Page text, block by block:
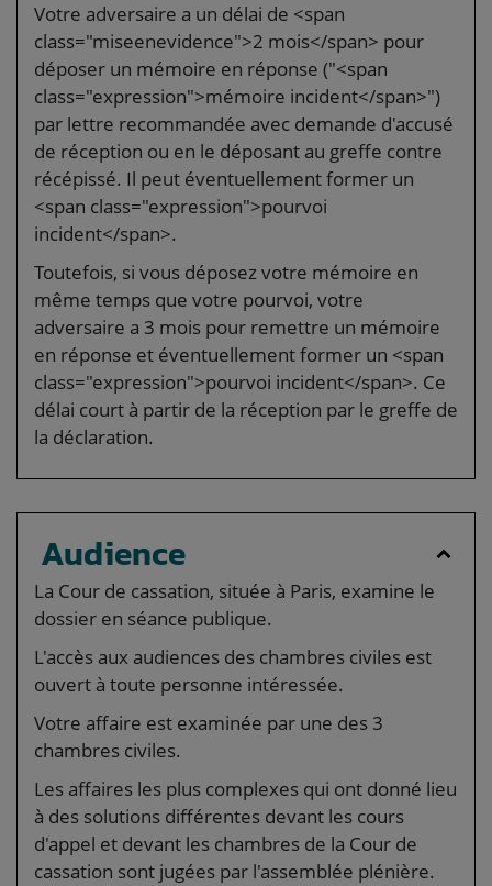
Votre adversaire a un délai de <span
class="miseenevidence">2 mois</span> pour
déposer un mémoire en réponse ("<span
class="expression">mémoire incident</span>")
par lettre recommandée avec demande d'accusé
de réception ou en le déposant au greffe contre
récépissé. Il peut éventuellement former un
<span class="expression">pourvoi
incident</span>.
Toutefois, si vous déposez votre mémoire en
même temps que votre pourvoi, votre
adversaire a 3 mois pour remettre un mémoire
en réponse et éventuellement former un <span
class="expression">pourvoi incident</span>. Ce
délai court à partir de la réception par le greffe de
la déclaration.
Audience
La Cour de cassation, située à Paris, examine le
dossier en séance publique.
L'accès aux audiences des chambres civiles est
ouvert à toute personne intéressée.
Votre affaire est examinée par une des 3
chambres civiles.
Les affaires les plus complexes qui ont donné lieu
à des solutions différentes devant les cours
d'appel et devant les chambres de la Cour de
cassation sont jugées par l'assemblée plénière.